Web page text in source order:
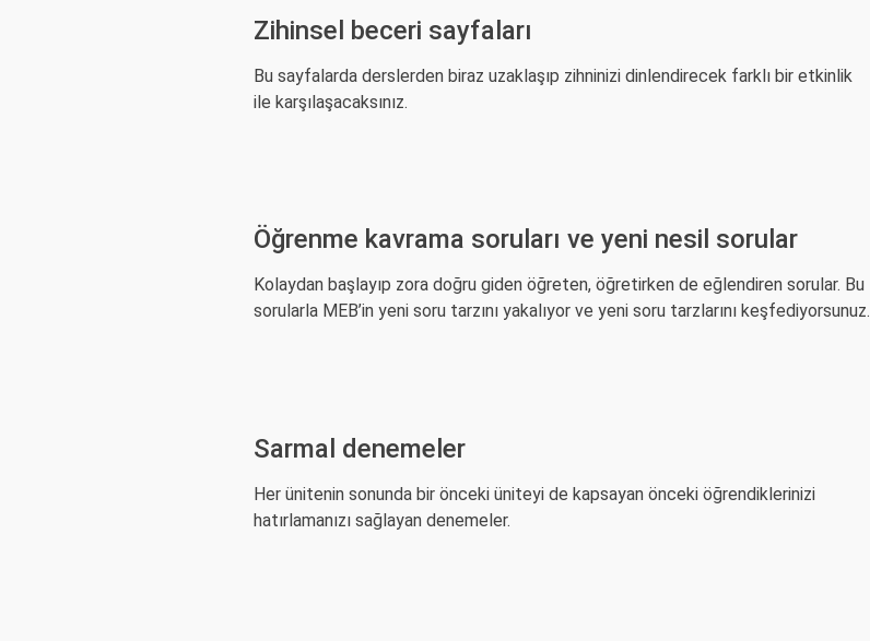
Zihinsel beceri sayfaları
Bu sayfalarda derslerden biraz uzaklaşıp zihninizi dinlendirecek farklı bir etkinlik
ile karşılaşacaksınız.
Öğrenme kavrama soruları ve yeni nesil sorular
Kolaydan başlayıp zora doğru giden öğreten, öğretirken de eğlendiren sorular. Bu
sorularla MEB’in yeni soru tarzını yakalıyor ve yeni soru tarzlarını keşfediyorsunuz.
Sarmal denemeler
Her ünitenin sonunda bir önceki üniteyi de kapsayan önceki öğrendiklerinizi
hatırlamanızı sağlayan denemeler.